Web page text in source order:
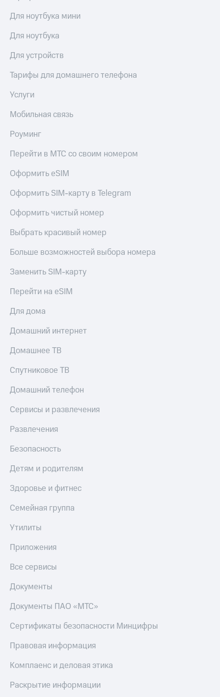
Для ноутбука мини
Для ноутбука
Для устройств
Тарифы для домашнего телефона
Услуги
Мобильная связь
Роуминг
Перейти в МТС со своим номером
Оформить eSIM
Оформить SIM-карту в Telegram
Оформить чистый номер
Выбрать красивый номер
Больше возможностей выбора номера
Заменить SIM-карту
Перейти на eSIM
Для дома
Домашний интернет
Домашнее ТВ
Спутниковое ТВ
Домашний телефон
Сервисы и развлечения
Развлечения
Безопасность
Детям и родителям
Здоровье и фитнес
Семейная группа
Утилиты
Приложения
Все сервисы
Документы
Документы ПАО «МТС»
Сертификаты безопасности Минцифры
Правовая информация
Комплаенс и деловая этика
Раскрытие информации